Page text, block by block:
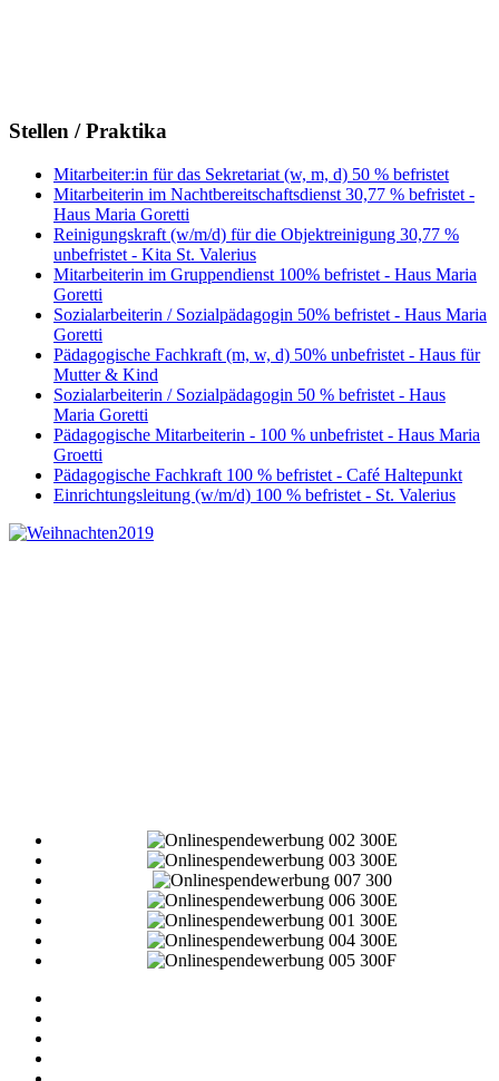
Stellen / Praktika
Mitarbeiter:in für das Sekretariat (w, m, d) 50 % befristet
Mitarbeiterin im Nachtbereitschaftsdienst 30,77 % befristet -
Haus Maria Goretti
Reinigungskraft (w/m/d) für die Objektreinigung 30,77 %
unbefristet - Kita St. Valerius
Mitarbeiterin im Gruppendienst 100% befristet - Haus Maria
Goretti
Sozialarbeiterin / Sozialpädagogin 50% befristet - Haus Maria
Goretti
Pädagogische Fachkraft (m, w, d) 50% unbefristet - Haus für
Mutter & Kind
Sozialarbeiterin / Sozialpädagogin 50 % befristet - Haus
Maria Goretti
Pädagogische Mitarbeiterin - 100 % unbefristet - Haus Maria
Groetti
Pädagogische Fachkraft 100 % befristet - Café Haltepunkt
Einrichtungsleitung (w/m/d) 100 % befristet - St. Valerius